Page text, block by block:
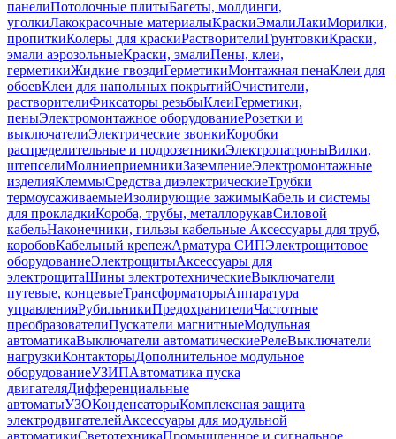
панелиПотолочные плитыБагеты, молдинги,
уголкиЛакокрасочные материалыКраскиЭмалиЛакиМорилки,
пропиткиКолеры для краскиРастворителиГрунтовкиКраски,
эмали аэрозольныеКраски, эмалиПены, клеи,
герметикиЖидкие гвоздиГерметикиМонтажная пенаКлеи для
обоевКлеи для напольных покрытийОчистители,
растворителиФиксаторы резьбыКлеиГерметики,
пеныЭлектромонтажное оборудованиеРозетки и
выключателиЭлектрические звонкиКоробки
распределительные и подрозетникиЭлектропатроныВилки,
штепселиМолниеприемникиЗаземлениеЭлектромонтажные
изделияКлеммыСредства диэлектрическиеТрубки
термоусаживаемыеИзолирующие зажимыКабель и системы
для прокладкиКороба, трубы, металлорукавСиловой
кабельНаконечники, гильзы кабельные Аксессуары для труб,
коробовКабельный крепежАрматура СИПЭлектрощитовое
оборудованиеЭлектрощитыАксессуары для
электрощитаШины электротехническиеВыключатели
путевые, концевыеТрансформаторыАппаратура
управленияРубильникиПредохранителиЧастотные
преобразователиПускатели магнитныеМодульная
автоматикаВыключатели автоматическиеРелеВыключатели
нагрузкиКонтакторыДополнительное модульное
оборудованиеУЗИПАвтоматика пуска
двигателяДифференциальные
автоматыУЗОКонденсаторыКомплексная защита
электродвигателейАксессуары для модульной
автоматикиСветотехникаПромышленное и сигнальное